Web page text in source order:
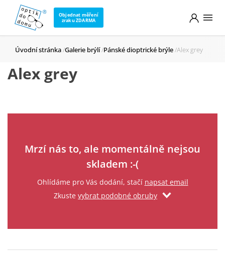
Objednat měření
zraku ZDARMA
Úvodní stránka Galerie brýlí Pánské dioptrické brýle Alex grey
Alex grey
Mrzí nás to, ale momentálně nejsou
skladem :-(
Ohlídáme pro Vás dodání, stačí napsat email
Zkuste vybrat podobné obruby